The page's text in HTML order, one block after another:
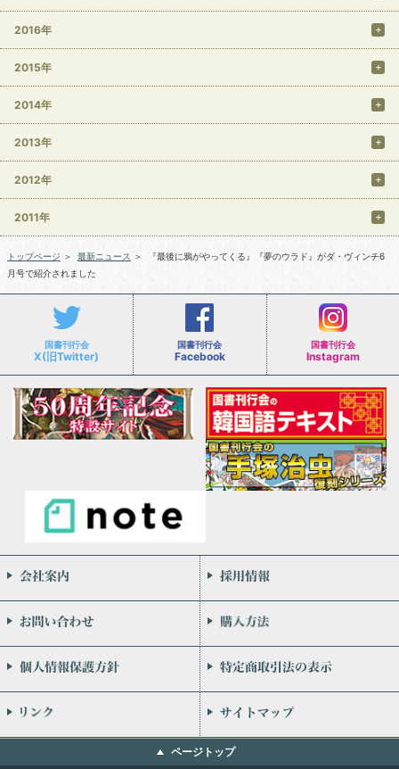
2016年
2015年
2014年
2013年
2012年
2011年
トップページ ＞ 最新ニュース ＞
『最後に鴉がやってくる』『夢のウラド』がダ・ヴィンチ6
月号で紹介されました
国書刊行会
X(旧Twitter)
国書刊行会
Facebook
国書刊行会
Instagram
会社案内
お問い合わせ
個人情報保護方針
リンク
ページトップ